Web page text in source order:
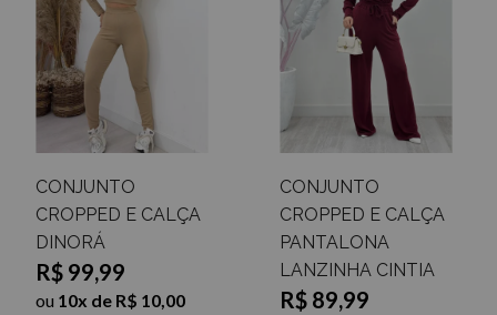
CONJUNTO
CROPPED E CALÇA
DINORÁ
R$ 99,99
ou 10x de R$ 10,00
CONJUNTO
CROPPED E CALÇA
PANTALONA
LANZINHA CINTIA
R$ 89,99